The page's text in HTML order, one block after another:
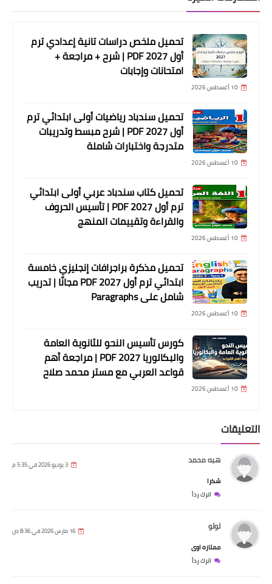
تحميل ملخص دراسات تانية إعدادي ترم
أول 2027 PDF | شرح + مراجعة +
امتحانات وإجابات
10 أغسطس 2026
تحميل سندباد رياضيات أولى ابتدائي ترم
أول 2027 PDF | شرح مبسط وتدريبات
متدرجة واختبارات شاملة
10 أغسطس 2026
تحميل كتاب سندباد عربي أولى ابتدائي
ترم أول 2027 PDF | تأسيس الحروف
والقراءة وتقييمات المنهج
10 أغسطس 2026
تحميل مذكرة براجرافات إنجليزي خامسة
ابتدائي ترم أول 2027 PDF مجانًا | تدريب
شامل على Paragraphs
10 أغسطس 2026
كورس تأسيس النحو للثانوية العامة
والبكالوريا 2027 PDF | مراجعة أهم
قواعد العربي مع مستر محمد صلاح
10 أغسطس 2026
التعليقات
هبه محمد 3 يونيو 2026 في 5:35 م
شكرا
اترك رداً
لولو 16 مارس 2026 في 8:36 ص
ممتازه اوى
اترك رداً